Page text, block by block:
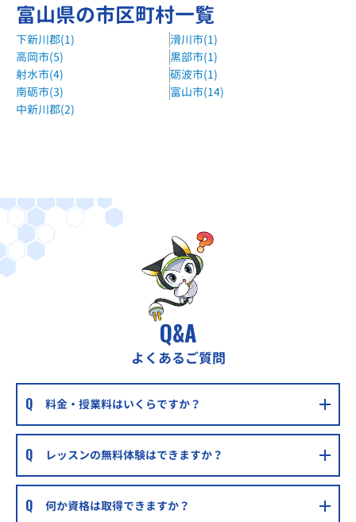
富山県の市区町村一覧
下新川郡(1)
滑川市(1)
高岡市(5)
黒部市(1)
射水市(4)
砺波市(1)
南砺市(3)
富山市(14)
中新川郡(2)
Q&A
よくあるご質問
料金・授業料はいくらですか？
レッスンの無料体験はできますか？
何か資格は取得できますか？